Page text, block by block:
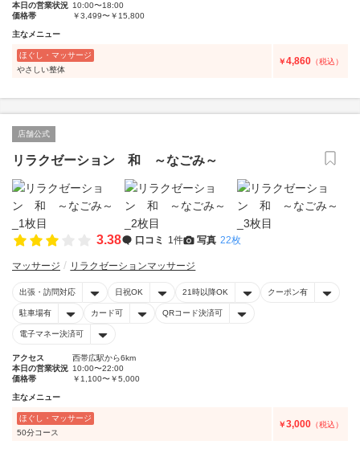
本日の営業状況 10:00〜18:00
価格帯
￥3,499〜￥15,800
主なメニュー
ほぐし・マッサージ
やさしい整体
￥4,860 （税込）
店舗公式
リラクゼーション 和 ～なごみ～
3.38 口コミ 1件 写真 22枚
マッサージ リラクゼーションマッサージ
出張・訪問対応 日祝OK 21時以降OK クーポン有
駐車場有 カード可 QRコード決済可
電子マネー決済可
アクセス
西帯広駅から6km
本日の営業状況 10:00〜22:00
価格帯
￥1,100〜￥5,000
主なメニュー
ほぐし・マッサージ
50分コース
￥3,000 （税込）